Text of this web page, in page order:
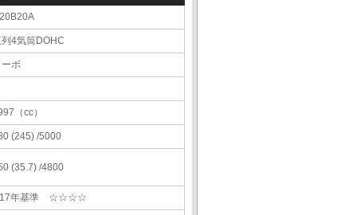
4気筒DOHC
ボ
（cc）
(245) /5000
(35.7) /4800
年基準 ☆☆☆☆